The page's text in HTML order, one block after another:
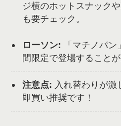
ジ横のホットスナック
も要チェック。
ローソン: 「マチノパン
間限定で登場することが
注意点: 入れ替わりが激
即買い推奨です！